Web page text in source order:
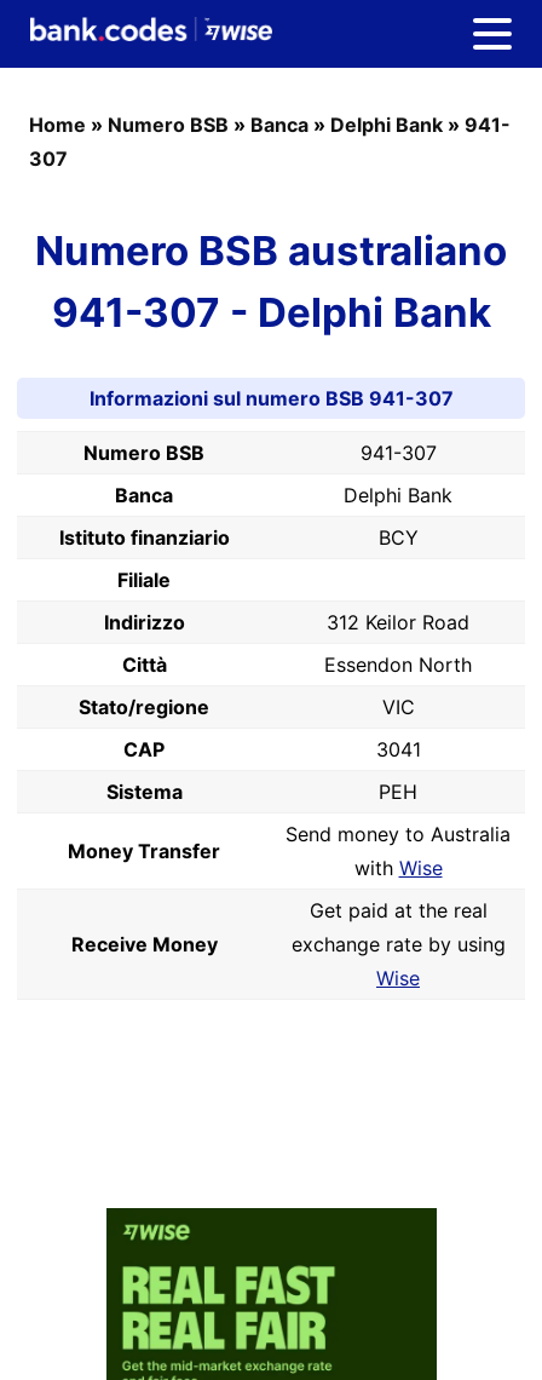
Home » Numero BSB » Banca » Delphi Bank » 941-
307
Numero BSB australiano
941-307 - Delphi Bank
Informazioni sul numero BSB 941-307
Numero BSB
941-307
Banca
Delphi Bank
Istituto finanziario
BCY
Filiale
Indirizzo
312 Keilor Road
Città
Essendon North
Stato/regione
VIC
CAP
3041
Sistema
PEH
Money Transfer
Send money to Australia
with Wise
Receive Money
Get paid at the real
exchange rate by using
Wise